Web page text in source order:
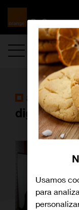
MENÚ
artículos
digital
Usamos
para